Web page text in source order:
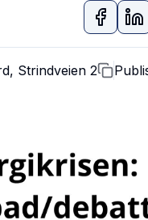
Strindveien 2